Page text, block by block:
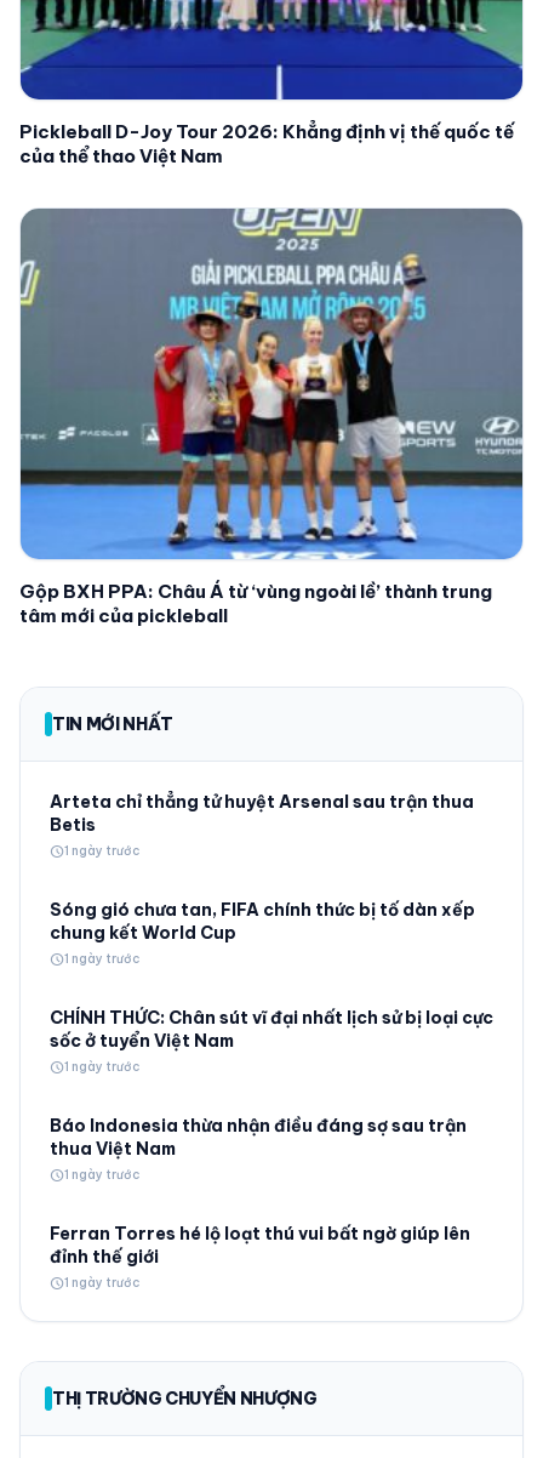
Pickleball D-Joy Tour 2026: Khẳng định vị thế quốc tế
của thể thao Việt Nam
Gộp BXH PPA: Châu Á từ ‘vùng ngoài lề’ thành trung
tâm mới của pickleball
TIN MỚI NHẤT
Arteta chỉ thẳng tử huyệt Arsenal sau trận thua
Betis
schedule1 ngày trước
Sóng gió chưa tan, FIFA chính thức bị tố dàn xếp
chung kết World Cup
schedule1 ngày trước
CHÍNH THỨC: Chân sút vĩ đại nhất lịch sử bị loại cực
sốc ở tuyển Việt Nam
schedule1 ngày trước
Báo Indonesia thừa nhận điều đáng sợ sau trận
thua Việt Nam
schedule1 ngày trước
Ferran Torres hé lộ loạt thú vui bất ngờ giúp lên
đỉnh thế giới
schedule1 ngày trước
THỊ TRƯỜNG CHUYỂN NHƯỢNG